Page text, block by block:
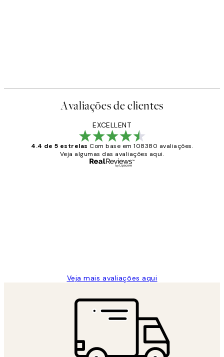
Avaliações de clientes
EXCELLENT
4.4 de 5 estrelas Com base em 108380 avaliações.
Veja algumas das avaliações aqui.
Veja mais avaliações aqui